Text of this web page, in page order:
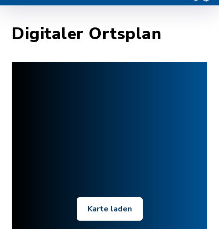
Digitaler Ortsplan
Karte laden